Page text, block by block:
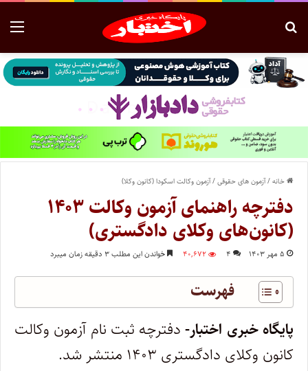
خانه/آزمون های حقوقی/آزمون وکالت اسکودا (کانون وکلا)
دفترچه راهنمای آزمون وکالت ۱۴۰۳
(کانون‌های وکلای دادگستری)
۵ مهر ۱۴۰۳ ۴ ۴۰,۶۷۲ خواندن این مطلب ۳ دقیقه زمان میبرد
فهرست
پایگاه خبری اختبار- دفترچه ثبت نام آزمون وکالت
کانون وکلای دادگستری ۱۴۰۳ منتشر شد.